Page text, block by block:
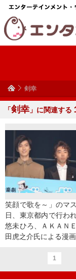
剣幸
「剣幸 」に関連する
笑顔で歌を～」のマ
日、東京都内で行わ
悠未ひろ、ＡＫＡ
田虎之介氏による漫
1